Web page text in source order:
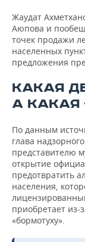
Жаудат
Аюпова и
точек продажи
населенных
предложения
КАКАЯ
А КАКАЯ
По данным
глава
представителю
открытие
предотвратить
населения,
приобретает из-
«бормотуху».